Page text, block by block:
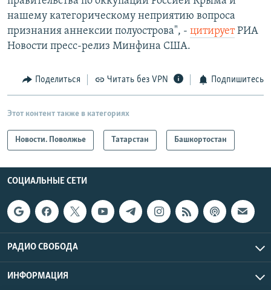
нашему категорическому неприятию вопроса
признания аннексии полуострова", - цитируетРИА
Новости пресс-релиз Минфина США.
Поделиться Читать без VPN Подпишитесь
Этот контент также в категориях
Новости. Поволжье Татарстан Башкортостан
СОЦИАЛЬНЫЕ СЕТИ
РАДИО СВОБОДА
ИНФОРМАЦИЯ